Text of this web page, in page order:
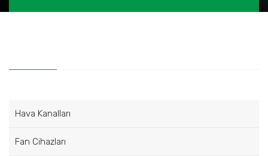
Hava Kanalları
Fan Cihazları